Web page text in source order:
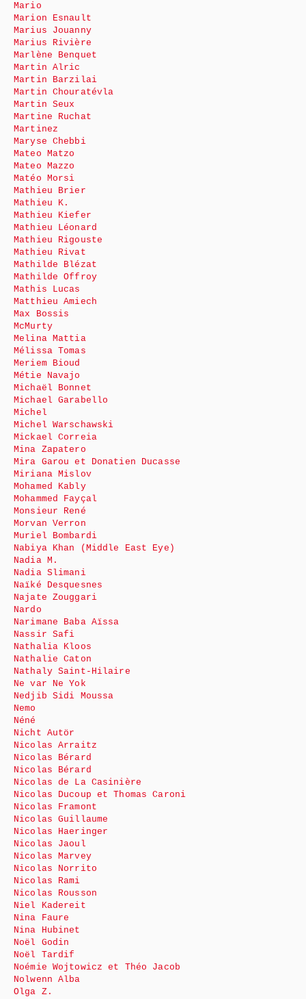
Mario
Marion Esnault
Marius Jouanny
Marius Rivière
Marlène Benquet
Martin Alric
Martin Barzilai
Martin Chouratévla
Martin Seux
Martine Ruchat
Martinez
Maryse Chebbi
Mateo Matzo
Mateo Mazzo
Matéo Morsi
Mathieu Brier
Mathieu K.
Mathieu Kiefer
Mathieu Léonard
Mathieu Rigouste
Mathieu Rivat
Mathilde Blézat
Mathilde Offroy
Mathis Lucas
Matthieu Amiech
Max Bossis
McMurty
Melina Mattia
Mélissa Tomas
Meriem Bioud
Métie Navajo
Michaël Bonnet
Michael Garabello
Michel
Michel Warschawski
Mickael Correia
Mina Zapatero
Mira Garou et Donatien Ducasse
Miriana Mislov
Mohamed Kably
Mohammed Fayçal
Monsieur René
Morvan Verron
Muriel Bombardi
Nabiya Khan (Middle East Eye)
Nadia M.
Nadia Slimani
Naïké Desquesnes
Najate Zouggari
Nardo
Narimane Baba Aïssa
Nassir Safi
Nathalia Kloos
Nathalie Caton
Nathaly Saint-Hilaire
Ne var Ne Yok
Nedjib Sidi Moussa
Nemo
Néné
Nicht Autör
Nicolas Arraitz
Nicolas Bérard
Nicolas Bérard
Nicolas de La Casinière
Nicolas Ducoup et Thomas Caroni
Nicolas Framont
Nicolas Guillaume
Nicolas Haeringer
Nicolas Jaoul
Nicolas Marvey
Nicolas Norrito
Nicolas Rami
Nicolas Rousson
Niel Kadereit
Nina Faure
Nina Hubinet
Noël Godin
Noël Tardif
Noémie Wojtowicz et Théo Jacob
Nolwenn Alba
Olga Z.